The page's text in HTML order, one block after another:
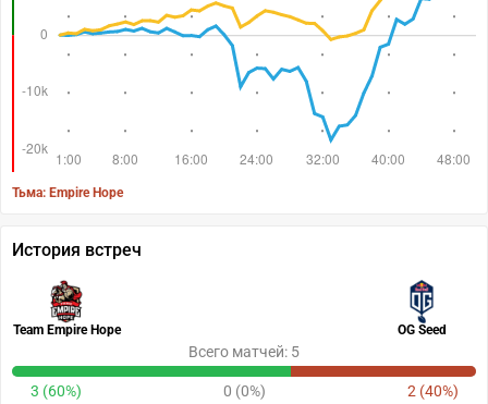
Тьма: Empire Hope
История встреч
Team Empire Hope OG Seed
Всего матчей: 5
3 (60%) 0 (0%) 2 (40%)